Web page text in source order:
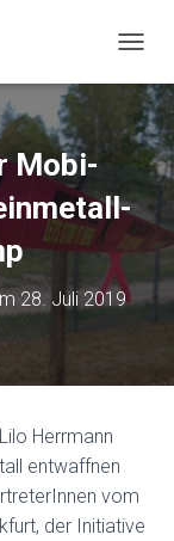
Mobi-
28. Juli 2019
Herrmann
entwaffnen
vom
der Initiative